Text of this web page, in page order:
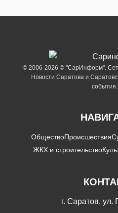
© 2006-2026 © "СарИнформ".
Новости Саратова и
ОбществоПроисшествия
ЖКХ и строительство
г. Саратов, ул.